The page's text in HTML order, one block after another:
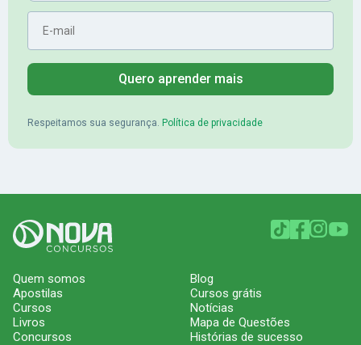
E-mail
Quero aprender mais
Respeitamos sua segurança. Política de privacidade
Quem somos
Apostilas
Cursos
Livros
Concursos
Blog
Cursos grátis
Notícias
Mapa de Questões
Histórias de sucesso